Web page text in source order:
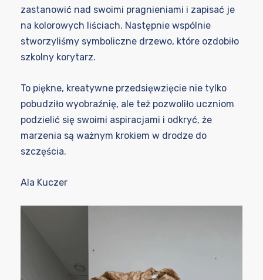
zastanowić nad swoimi pragnieniami i zapisać je
na kolorowych liściach. Następnie wspólnie
stworzyliśmy symboliczne drzewo, które ozdobiło
szkolny korytarz.
To piękne, kreatywne przedsięwzięcie nie tylko
pobudziło wyobraźnię, ale też pozwoliło uczniom
podzielić się swoimi aspiracjami i odkryć, że
marzenia są ważnym krokiem w drodze do
szczęścia.
Ala Kuczer